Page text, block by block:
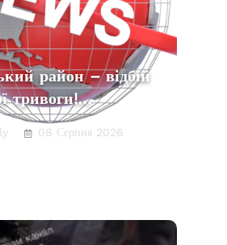
район – відбій
тривоги!…
08 Серпня 2026